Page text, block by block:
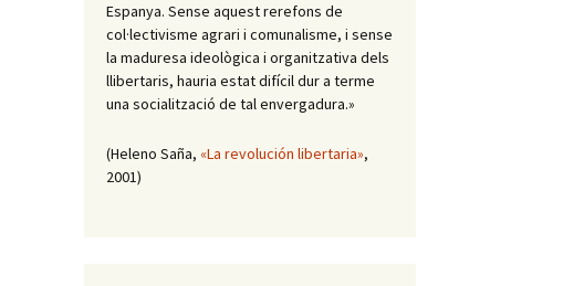
Espanya. Sense aquest rerefons de
col·lectivisme agrari i comunalisme, i sense
la maduresa ideològica i organitzativa dels
llibertaris, hauria estat difícil dur a terme
una socialització de tal envergadura.»
(Heleno Saña, «La revolución libertaria»,
2001)